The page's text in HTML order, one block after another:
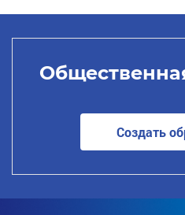
Создать